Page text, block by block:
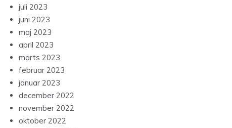
juli 2023
juni 2023
maj 2023
april 2023
marts 2023
februar 2023
januar 2023
december 2022
november 2022
oktober 2022